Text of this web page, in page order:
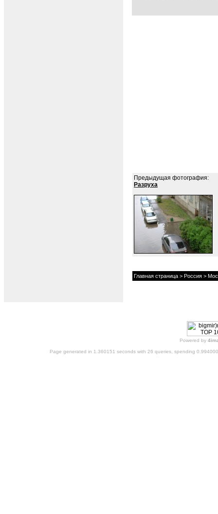
Предыдущая фотография:
Разруха
Главная страница > Россия >
Powered by
Page generated in 1.360151 seconds with 26 queries, spending